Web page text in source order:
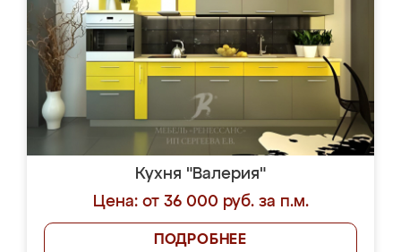
Кухня "Валерия"
Цена: от 36 000 руб. за п.м.
ПОДРОБНЕЕ